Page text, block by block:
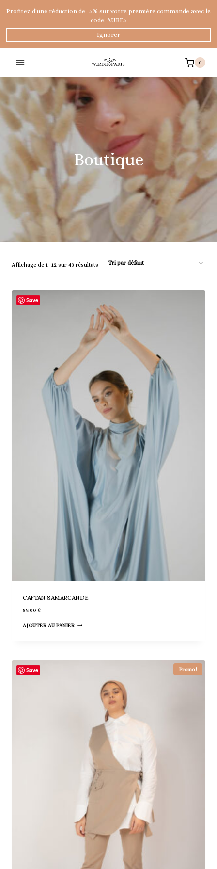
Profitez d'une réduction de -5% sur votre première commande avec le
code: AUBE5
Ignorer
0
Boutique
Affichage de 1–12 sur 43 résultats
Save
CAFTAN SAMARCANDE
89,00 €
AJOUTER AU PANIER
Save Promo !